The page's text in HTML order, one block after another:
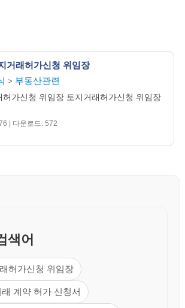
부과(특히 토지이용목정의 변경이 있을
명 :
번호 :
:
:
거래허가신청 위임장
> 부동산관련
허가신청 위임장 토지거래허가신청 위임장
| 다운로드: 572
색어
허가신청 위임장
래 계약 허가 신청서